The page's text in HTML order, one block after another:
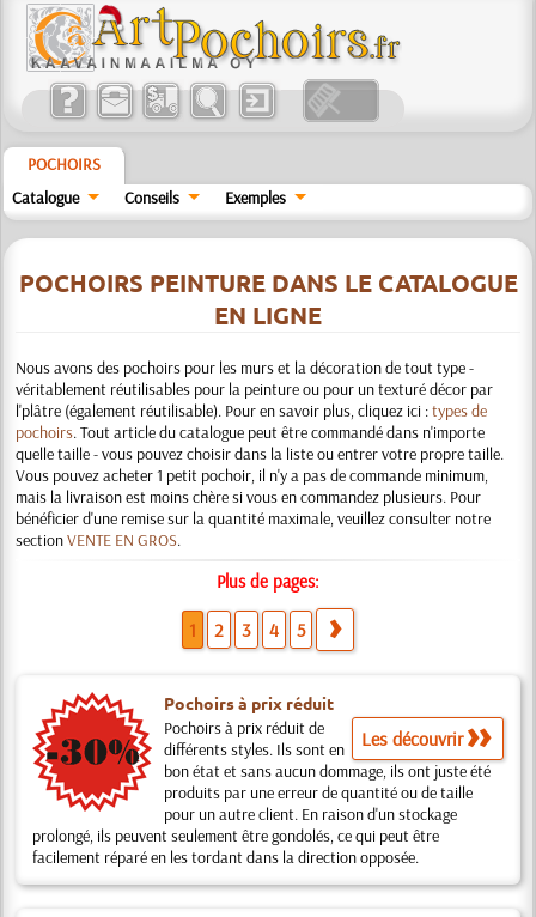
POCHOIRS
Catalogue
Conseils Exemples
POCHOIRS PEINTURE DANS LE CATALOGUE
EN LIGNE
Nous avons des pochoirs pour les murs et la décoration de tout type -
véritablement réutilisables pour la peinture ou pour un texturé décor par
l'plâtre (également réutilisable). Pour en savoir plus, cliquez ici :types de
pochoirs. Tout article du catalogue peut être commandé dans n'importe
quelle taille - vous pouvez choisir dans la liste ou entrer votre propre taille.
Vous pouvez acheter 1 petit pochoir, il n'y a pas de commande minimum,
mais la livraison est moins chère si vous en commandez plusieurs. Pour
bénéficier d'une remise sur la quantité maximale, veuillez consulter notre
sectionVENTE EN GROS.
Plus de pages:
1 2 3 4 5
Pochoirs à prix réduit
Les découvrir
Pochoirs à prix réduit de
différents styles. Ils sont en
bon état et sans aucun dommage, ils ont juste été
produits par une erreur de quantité ou de taille
pour un autre client. En raison d'un stockage
prolongé, ils peuvent seulement être gondolés, ce qui peut être
facilement réparé en les tordant dans la direction opposée.